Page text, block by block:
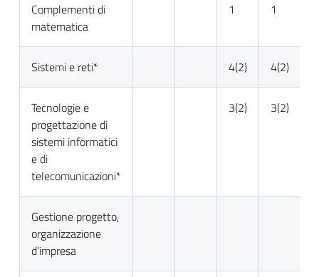
Complementi di
matematica
1 1
Sistemi e reti* 4(2) 4(2)
Tecnologie e
progettazione di
sistemi informatici
e di
telecomunicazioni*
3(2) 3(2)
Gestione progetto,
organizzazione
d’impresa